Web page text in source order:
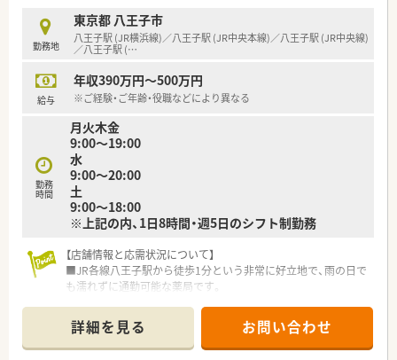
て業務に取り組めます。
■ 事務員も常時5～6名在籍しているため、薬剤師は調剤業務に
集中しやすい体制が整っています。
勤務地
東京都 八王子市
八王子駅 (JR横浜線)／八王子駅 (JR中央本線)／八王子駅 (JR中央線)
／八王子駅 (…
給与
年収390万円～500万円
※ご経験・ご年齢・役職などにより異なる
勤務
時間
月火木金
9:00～19:00
水
9:00～20:00
土
9:00～18:00
※上記の内、1日8時間・週5日のシフト制勤務
【店舗情報と応需状況について】
■JR各線八王子駅から徒歩1分という非常に好立地で、雨の日で
も濡れずに通勤可能な薬局です。
ており、1日平均150〜180枚の処方箋に対応しています。
■薬剤師は9名体制で、約1,700品目以上の医薬品を常備してい
るため多様な知識を習得できます。
詳細を見る お問い合わせ